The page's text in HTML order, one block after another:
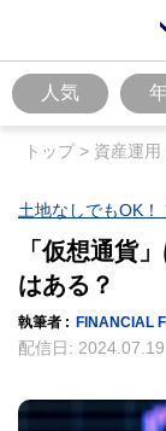
人気
トップ> 資産運用
土地なしでもOK
「仮想通貨
はある？
執筆者 : FINANCIAL
配信日: 2024.07.19